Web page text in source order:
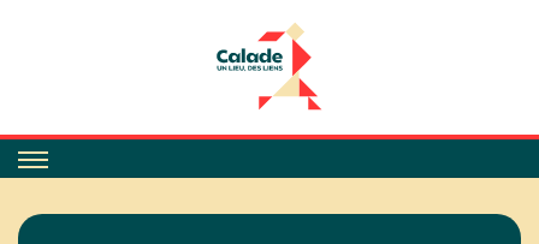
Calade